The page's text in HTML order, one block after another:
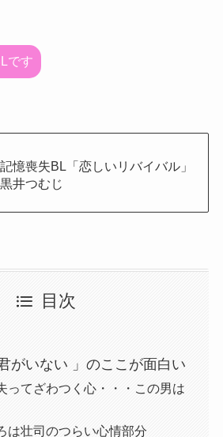
です
記憶喪失BL「恋しいリバイバル」
黒井つむじ
目次
がいない 」のここが面白い
ってざわつく心・・・この男は
は壮司のつらい心情部分